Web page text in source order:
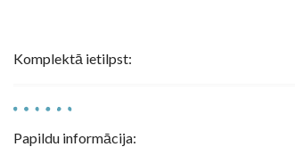
Komplektā ietilpst:
Papildu informācija: